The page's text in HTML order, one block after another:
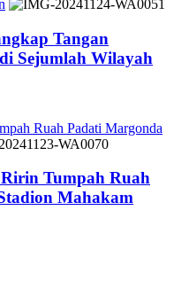
Tangan
Sejumlah Wilayah
Ruah Padati Margonda
Tumpah Ruah
Mahakam